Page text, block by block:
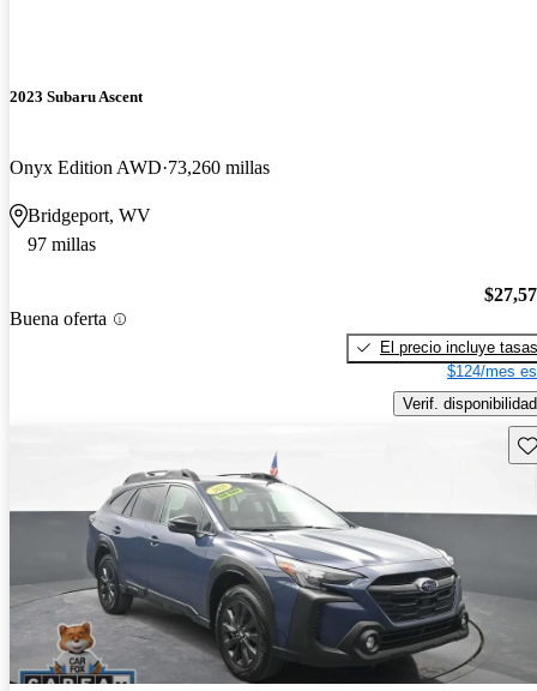
2023 Subaru Ascent
Onyx Edition AWD 73,260 millas
Bridgeport, WV
97 millas
Buena oferta
El precio incluye tasas
$124/mes
Verif. disponibilidad